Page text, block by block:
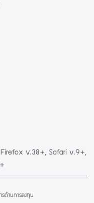
Firefox v.38+, Safari v.9+,
ด้านการลงทุน